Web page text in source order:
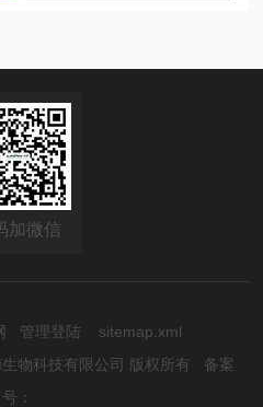
加微信
管理登陆
sitemap.xml
物科技有限公司 版权所有 备案
号：